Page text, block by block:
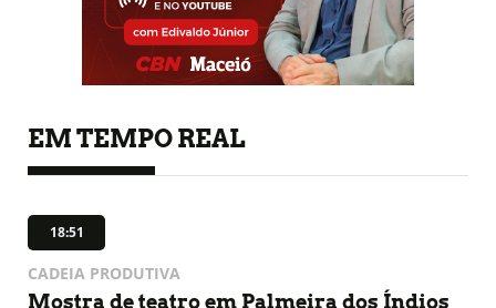
EM TEMPO REAL
18:51
CADEIA PRODUTIVA
Mostra de teatro em Palmeira dos Índios